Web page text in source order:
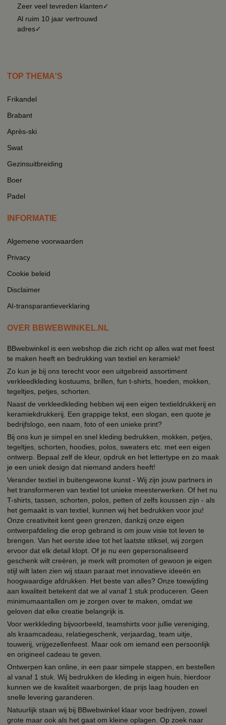
Zeer veel tevreden klanten✓
Al ruim 10 jaar vertrouwd
adres✓
TOP THEMA'S
Frikandel
Brabant
Après-ski
Swat
Gezinsuitbreiding
Boer
Padel
INFORMATIE
Algemene voorwaarden
Privacy
Cookie beleid
Disclaimer
AI-transparantieverklaring
OVER BBWEBWINKEL.NL
BBwebwinkel is een webshop die zich richt op alles wat met feest
te maken heeft en bedrukking van textiel en keramiek!
Zo kun je bij ons terecht voor een uitgebreid assortiment
verkleedkleding kostuums, brillen, fun t-shirts, hoeden, mokken,
tegeltjes, petjes, schorten.
Naast de verkleedkleding hebben wij een eigen textieldrukkerij en
keramiekdrukkerij. Een grappige tekst, een slogan, een quote je
bedrijfslogo, een naam, foto of een unieke print?
Bij ons kun je simpel en snel kleding bedrukken, mokken, petjes,
tegeltjes, schorten, hoodies, polos, sweaters etc. met een eigen
ontwerp. Bepaal zelf de kleur, opdruk en het lettertype en zo maak
je een uniek design dat niemand anders heeft!
Verander textiel in buitengewone kunst - Wij zijn jouw partners in
het transformeren van textiel tot unieke meesterwerken. Of het nu
T-shirts, tassen, schorten, polos, petten of zelfs koussen zijn - als
het gemaakt is van textiel, kunnen wij het bedrukken voor jou!
Onze creativiteit kent geen grenzen, dankzij onze eigen
ontwerpafdeling die erop gebrand is om jouw visie tot leven te
brengen. Van het eerste idee tot het laatste stiksel, wij zorgen
ervoor dat elk detail klopt. Of je nu een gepersonaliseerd
geschenk wilt creëren, je merk wilt promoten of gewoon je eigen
stijl wilt laten zien wij staan paraat met innovatieve ideeën en
hoogwaardige afdrukken. Het beste van alles? Onze toewijding
aan kwaliteit betekent dat we al vanaf 1 stuk produceren. Geen
minimumaantallen om je zorgen over te maken, omdat we
geloven dat elke creatie belangrijk is.
Voor werkkleding bijvoorbeeld, teamshirts voor jullie vereniging,
als kraamcadeau, relatiegeschenk, verjaardag, team uitje,
touwerij, vrijgezellenfeest. Maar ook om iemand een persoonlijk
en origineel cadeau te geven.
Ontwerpen kan online, in een paar simpele stappen, en bestellen
al vanaf 1 stuk. Wij bedrukken de kleding in eigen huis, hierdoor
kunnen we de kwaliteit waarborgen, de prijs laag houden en
snelle levering garanderen.
Natuurlijk staan wij bij BBwebwinkel klaar voor bedrijven, zowel
grote maar ook als het gaat om kleine oplagen. Op zoek naar